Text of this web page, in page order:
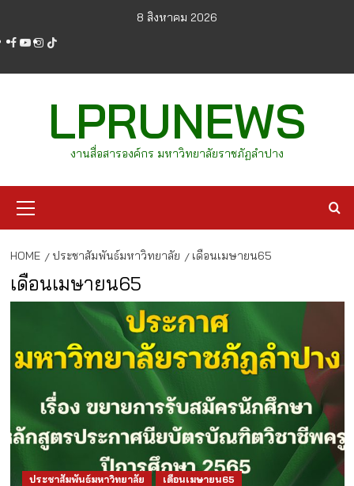
content
8 สิงหาคม 2026
facebook
youtube
instagram
tiktok
LPRUNEWS
งานสื่อสารองค์กร มหาวิทยาลัยราชภัฏลำปาง
Menu
HOME ประชาสัมพันธ์มหาวิทยาลัย เดือนเมษายน65
เดือนเมษายน65
ประชาสัมพันธ์มหาวิทยาลัย เดือนเมษายน65